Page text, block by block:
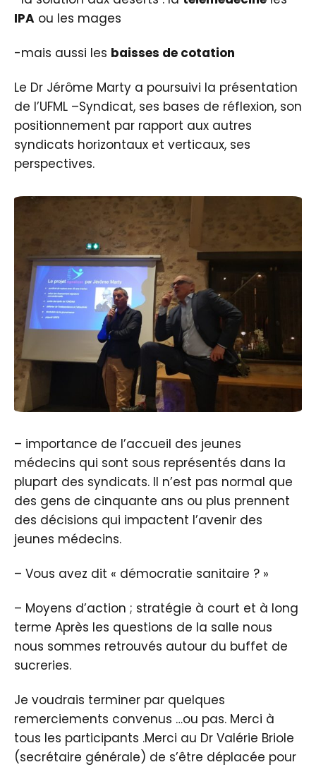
IPA ou les mages
-mais aussi les baisses de cotation
Le Dr Jérôme Marty a poursuivi la présentation
de l’UFML –Syndicat, ses bases de réflexion, son
positionnement par rapport aux autres
syndicats horizontaux et verticaux, ses
perspectives.
– importance de l’accueil des jeunes
médecins qui sont sous représentés dans la
plupart des syndicats. Il n’est pas normal que
des gens de cinquante ans ou plus prennent
des décisions qui impactent l’avenir des
jeunes médecins.
– Vous avez dit « démocratie sanitaire ? »
– Moyens d’action ; stratégie à court et à long
terme Après les questions de la salle nous
nous sommes retrouvés autour du buffet de
sucreries.
Je voudrais terminer par quelques
remerciements convenus …ou pas. Merci à
tous les participants .Merci au Dr Valérie Briole
(secrétaire générale) de s’être déplacée pour